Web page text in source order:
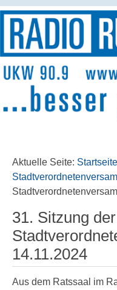
Aktuelle Seite: Startseite
31. Sitzung der
14.11.2024
Aus dem Ratssaal im